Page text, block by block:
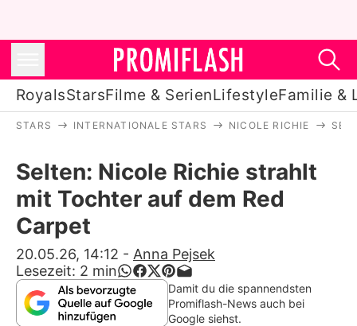
RoyalsStarsFilme & SerienLifestyleFamilie &
Stars
Filme & Serien
Lifestyle
Familie & Liebe
Promiflash Exklusiv
STARS INTERNATIONALE STARS NICOLE RICHIE
Selten: Nicole Richie strahlt
mit Tochter auf dem Red
Carpet
20.05.26, 14:12 - Anna Pejsek
Lesezeit: 2 min
Damit du die spannendsten
Promiflash-News auch bei
Google siehst.